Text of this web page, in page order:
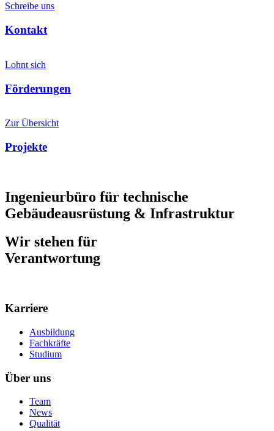
Schreibe uns
Kontakt
Lohnt sich
Förderungen
Zur Übersicht
Projekte
Ingenieurbüro für technische
Gebäudeausrüstung & Infrastruktur
Wir stehen für
Verantwortung
Karriere
Ausbildung
Fachkräfte
Studium
Über uns
Team
News
Qualität